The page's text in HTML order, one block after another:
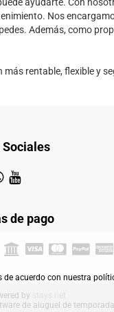
Nos
Además, como
rentable, flexible y
Sociales
de pago
by
de aluguel de temporada
de acuerdo con nuestra